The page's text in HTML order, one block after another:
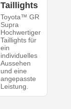
Taillights
Toyota™ GR
Supra
Hochwertiger
Taillights für
ein
individuelles
Aussehen
und eine
angepasste
Leistung.